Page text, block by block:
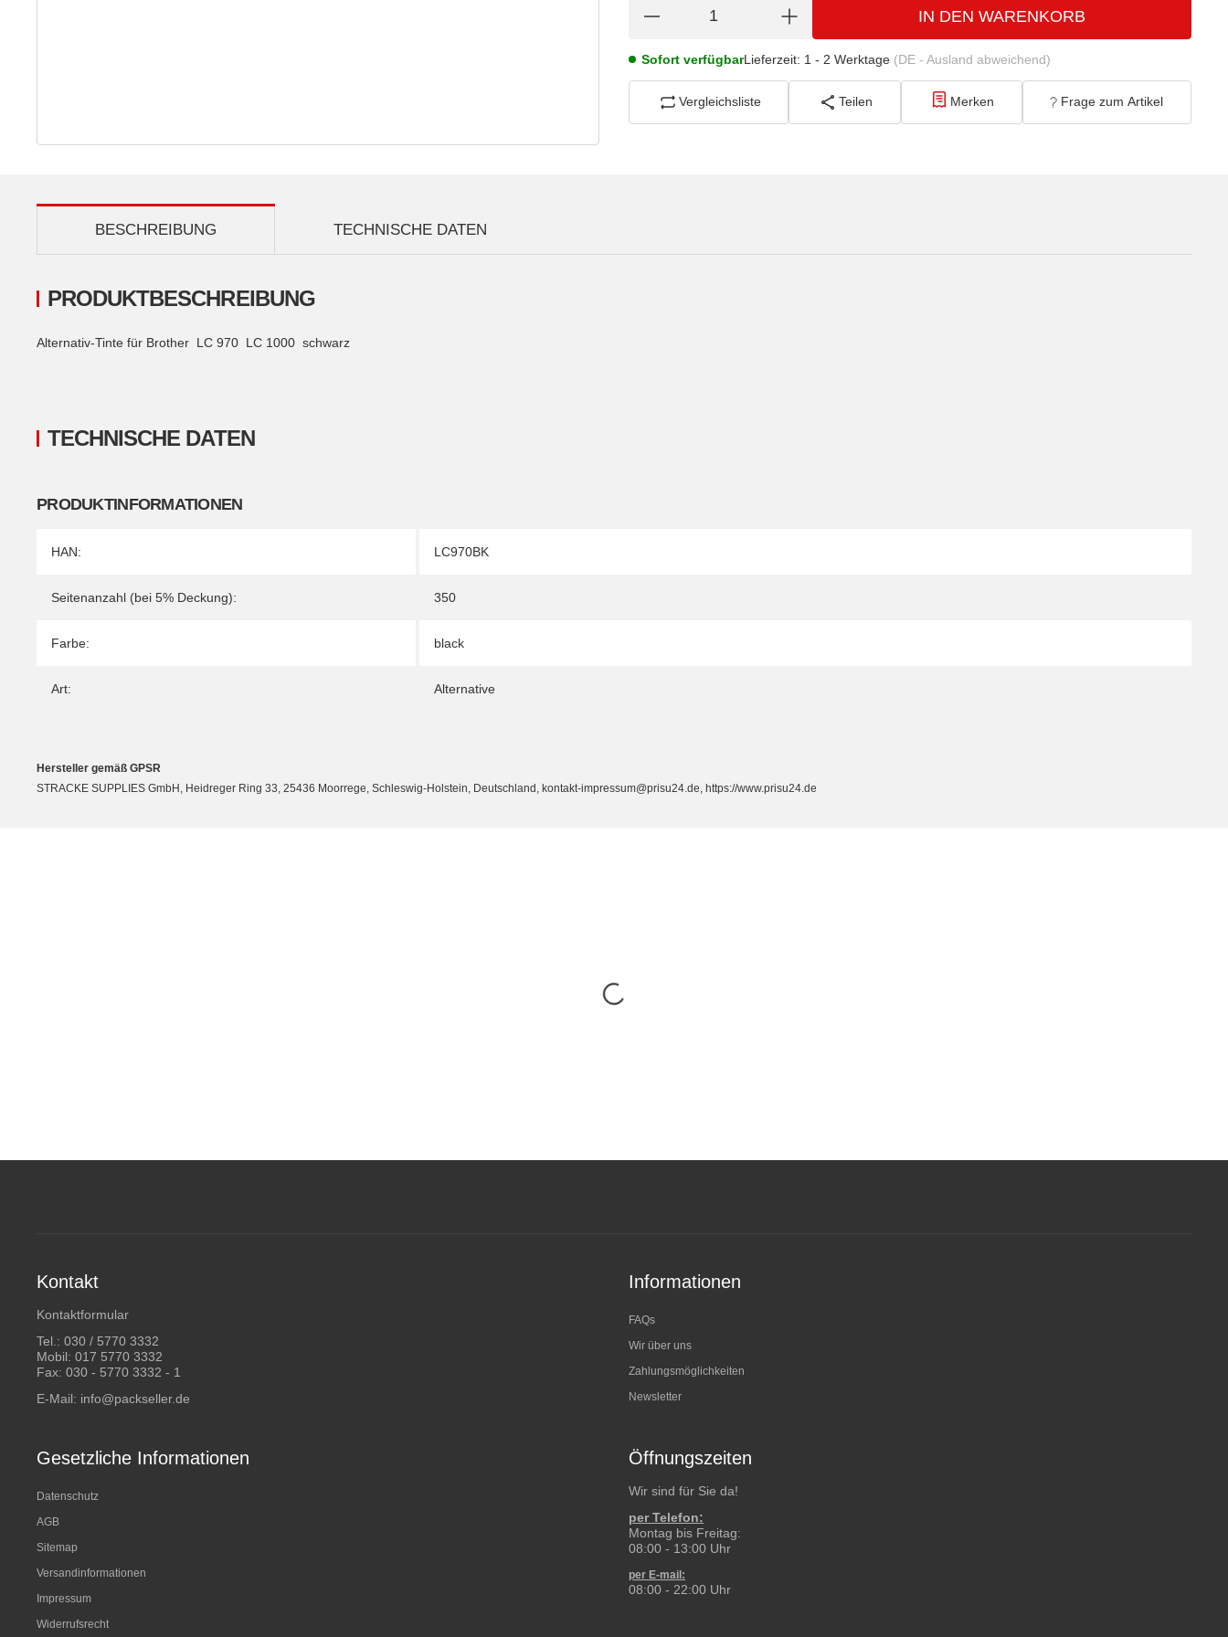
IN DEN WARENKORB
Sofort verfügbarLieferzeit: 1 - 2 Werktage (DE - Ausland abweichend)
Vergleichsliste Teilen Merken Frage zum Artikel
TECHNISCHE DATEN
BESCHREIBUNG
TECHNISCHE DATEN
PRODUKTINFORMATIONEN
Produkteigenschaft
Wert
HAN: LC970BK
Seitenanzahl (bei 5% Deckung): 350
Farbe: black
Art: Alternative
PRODUKTBESCHREIBUNG
Alternativ-Tinte für Brother LC 970 LC 1000 schwarz
Hersteller gemäß GPSR
STRACKE SUPPLIES GmbH, Heidreger Ring 33, 25436 Moorrege, Schleswig-Holstein, Deutschland, kontakt-impressum@prisu24.de, https://www.prisu24.de
Kontakt
Kontaktformular
Tel.: 030 / 5770 3332
Mobil: 017 5770 3332
Fax: 030 - 5770 3332 - 1
E-Mail: info@packseller.de
Informationen
FAQs
Wir über uns
Zahlungsmöglichkeiten
Newsletter
Gesetzliche Informationen
Datenschutz
AGB
Sitemap
Versandinformationen
Impressum
Widerrufsrecht
Öffnungszeiten
Wir sind für Sie da!
per Telefon:
Montag bis Freitag:
08:00 - 13:00 Uhr
per E-mail:
08:00 - 22:00 Uhr